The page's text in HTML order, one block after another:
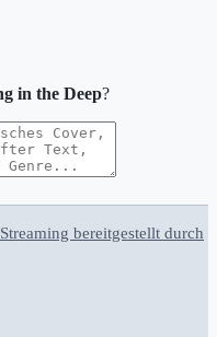
in the Deep?
bereitgestellt durch